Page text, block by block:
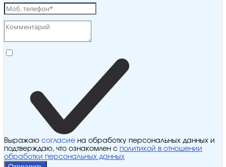
Выражаю согласие на обработку персональных данных и
подтверждаю, что ознакомлен с политикой в отношении
обработки персональных данных